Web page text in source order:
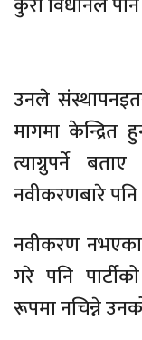
उनले
मागमा केन्द्रित
त्याग्नुपर्ने
नवीकरणबारे
नवीकरण
गरे पनि
रूपमा नचिन्ने